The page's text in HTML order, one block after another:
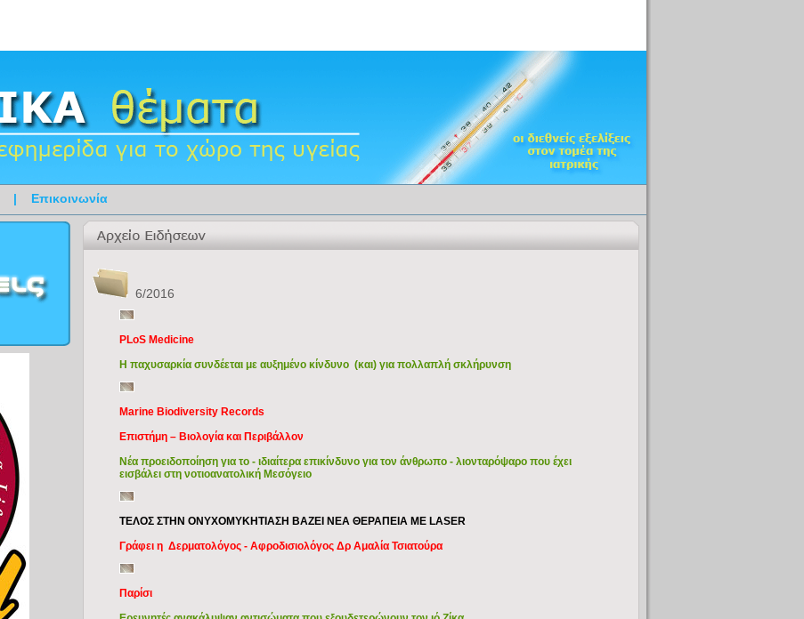
| Επικοινωνία
6/2016
PLoS Medicine
Η παχυσαρκία συνδέεται με αυξημένο κίνδυνο (και) για πολλαπλή σκλήρυνση
Marine Biodiversity Records
Επιστήμη – Βιολογία και Περιβάλλον
Νέα προειδοποίηση για το - ιδιαίτερα επικίνδυνο για τον άνθρωπο - λιονταρόψαρο που έχει
εισβάλει στη νοτιοανατολική Μεσόγειο
ΤΕΛΟΣ ΣΤΗΝ ΟΝΥΧΟΜΥΚΗΤΙΑΣΗ ΒΑΖΕΙ ΝΕΑ ΘΕΡΑΠΕΙΑ ΜΕ LASER
Γράφει η Δερματολόγος - Αφροδισιολόγος Δρ Αμαλία Τσιατούρα
Παρίσι